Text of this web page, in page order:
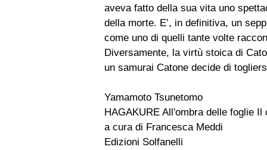
aveva fatto della sua vita uno
della morte. E’, in definitiva, un
come uno di quelli tante volte
Diversamente, la virtù stoica di
un samurai Catone decide di
Yamamoto Tsunetomo
HAGAKURE All'ombra delle foglie
a cura di Francesca Meddi
Edizioni Solfanelli